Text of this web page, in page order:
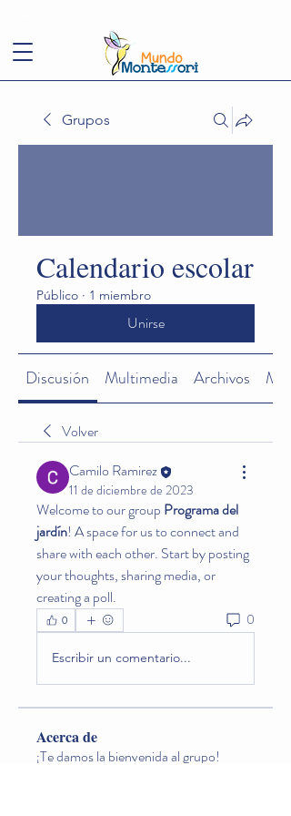
Grupos
Calendario escolar
Público · 1 miembro
Unirse
Discusión Multimedia Archivos
Volver
Camilo Ramirez
11 de diciembre de 2023
Welcome to our group Programa del
jardín! A space for us to connect and
share with each other. Start by posting
your thoughts, sharing media, or
creating a poll.
0 0
Escribir un comentario...
Acerca de
¡Te damos la bienvenida al grupo!